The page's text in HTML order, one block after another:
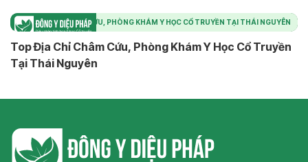
TOP ĐỊA CHỈ CHÂM CỨU, PHÒNG KHÁM Y HỌC CỔ TRUYỀN TẠI THÁI NGUYÊN
Top Địa Chỉ Châm Cứu, Phòng Khám Y Học Cổ Truyền
Tại Thái Nguyên